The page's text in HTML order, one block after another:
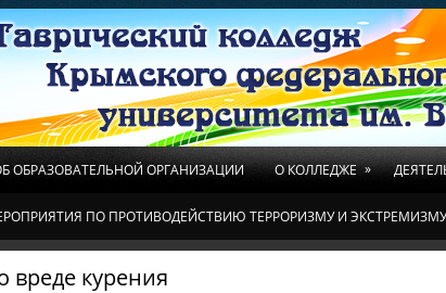
ОБРАЗОВАТЕЛЬНОЙ ОРГАНИЗАЦИИ О КОЛЛЕДЖЕ »
ПО ПРОТИВОДЕЙСТВИЮ ТЕРРОРИЗМУ И ЭКСТРЕМИЗМУ
вреде курения